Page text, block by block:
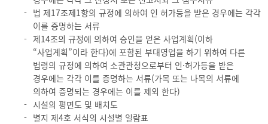
법 제17조제1항의 규정에 의하여 인 허가등을 받은 경우에는 각각
이를 증명하는 서류
제14조의 규정에 의하여 승인을 얻은 사업계획(이하
“사업계획”이라 한다)에 포함된 부대영업을 하기 위하여 다른
법령의 규정에 의하여 소관관청으로부터 인·허가등을 받은
경우에는 각각 이를 증명하는 서류(가목 또는 나목의 서류에
의하여 증명되는 경우에는 이를 제외 한다)
시설의 평면도 및 배치도
별지 제4호 서식의 시설별 일람표